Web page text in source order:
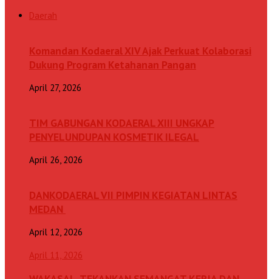
Daerah
Komandan Kodaeral XIV Ajak Perkuat Kolaborasi
Dukung Program Ketahanan Pangan
April 27, 2026
TIM GABUNGAN KODAERAL XIII UNGKAP
PENYELUNDUPAN KOSMETIK ILEGAL
April 26, 2026
DANKODAERAL VII PIMPIN KEGIATAN LINTAS
MEDAN
April 12, 2026
April 11, 2026